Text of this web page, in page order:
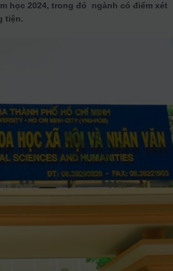
học 2024, trong đó ngành có điểm xét
tiện.